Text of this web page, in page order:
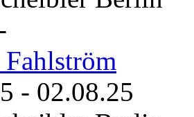
- 02.08.25